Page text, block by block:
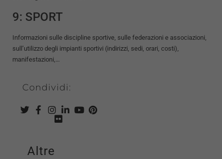
9: SPORT
Informazioni sulle discipline sportive, sulle federazioni e associazioni,
sull’utilizzo degli impianti sportivi (indirizzi, sedi, orari, costi),
manifestazioni,…
Condividi:
Altre